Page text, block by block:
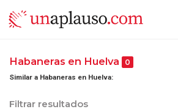
Habaneras en Huelva 0
Similar a Habaneras en Huelva:
Filtrar resultados